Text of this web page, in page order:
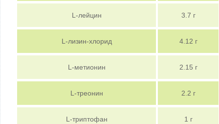
L-лейцин 3.7 г
L-лизин-хлорид 4.12 г
L-метионин 2.15 г
L-треонин 2.2 г
L-триптофан 1 г